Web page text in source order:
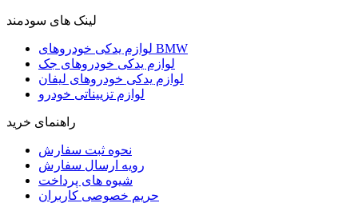
لینک های سودمند
لوازم یدکی خودروهای BMW
لوازم یدکی خودروهای جک
لوازم یدکی خودروهای لیفان
لوازم تزییناتی خودرو
راهنمای خرید
نحوه ثبت سفارش
رویه ارسال سفارش
شیوه های پرداخت
حریم خصوصی کاربران